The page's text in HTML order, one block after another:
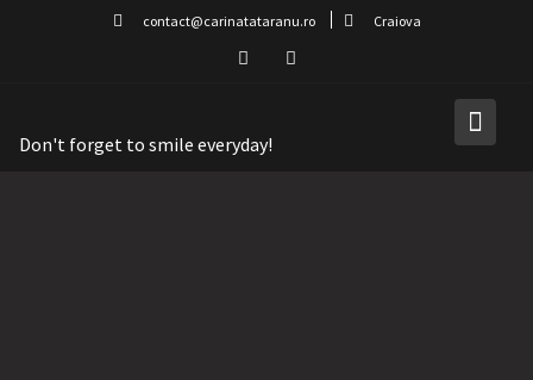
contact@carinatataranu.ro Craiova
Don't forget to smile everyday!